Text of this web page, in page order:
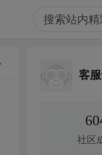
客
社区